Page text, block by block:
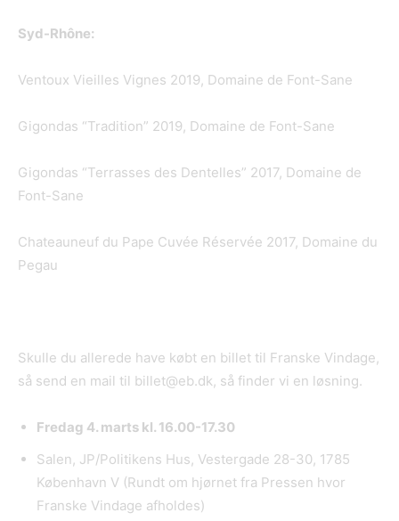
Syd-Rhône:
Ventoux Vieilles Vignes 2019, Domaine de Font-Sane
Gigondas “Tradition” 2019, Domaine de Font-Sane
Gigondas “Terrasses des Dentelles” 2017, Domaine de
Font-Sane
Chateauneuf du Pape Cuvée Réservée 2017, Domaine du
Pegau
Skulle du allerede have købt en billet til Franske Vindage,
så send en mail til billet@eb.dk, så finder vi en løsning.
Fredag 4. marts kl. 16.00-17.30
Salen, JP/Politikens Hus, Vestergade 28-30, 1785
København V (Rundt om hjørnet fra Pressen hvor
Franske Vindage afholdes)